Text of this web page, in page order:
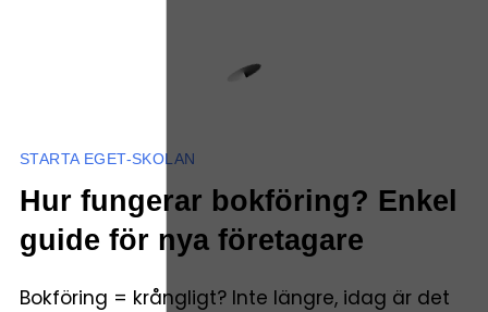
STARTA EGET-SKOLAN
Hur fungerar bokföring? Enkel
guide för nya företagare
Bokföring = krångligt? Inte längre, idag är det